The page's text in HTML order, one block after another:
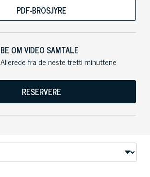
PDF-BROSJYRE
BE OM VIDEO SAMTALE
Allerede fra de neste tretti minuttene
RESERVERE